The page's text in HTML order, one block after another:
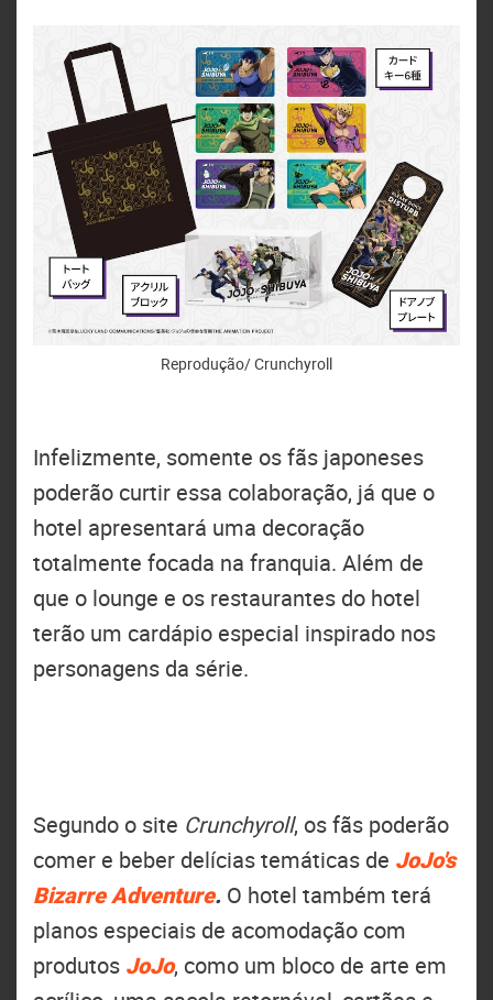
Reprodução/ Crunchyroll
Infelizmente, somente os fãs japoneses
poderão curtir essa colaboração, já que o
hotel apresentará uma decoração
totalmente focada na franquia. Além de
que o lounge e os restaurantes do hotel
terão um cardápio especial inspirado nos
personagens da série.
Segundo o site Crunchyroll, os fãs poderão
comer e beber delícias temáticas de JoJo's
Bizarre Adventure. O hotel também terá
planos especiais de acomodação com
produtos JoJo, como um bloco de arte em